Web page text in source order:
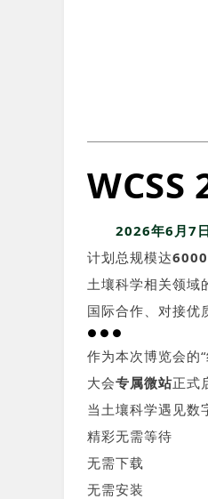
WCSS
2026年6月7
计划总规模达
土壤科学相关领域
国际合作、对接优
●●●
作为本次博览会的
大会专属微站正式
当土壤科学遇见数
精彩无需等待
无需下载
无需安装